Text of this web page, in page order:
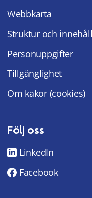
Webbkarta
Struktur och innehåll
Personuppgifter
Tillgänglighet
Om kakor (cookies)
Följ oss
LinkedIn
Facebook